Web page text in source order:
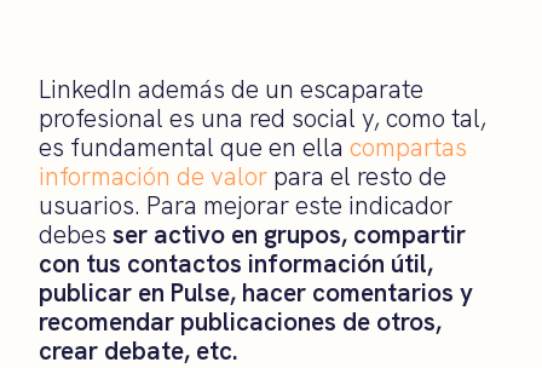
LinkedIn además de un escaparate
profesional es una red social y, como tal,
es fundamental que en ella compartas
información de valor para el resto de
usuarios. Para mejorar este indicador
debes ser activo en grupos, compartir
con tus contactos información útil,
publicar en Pulse, hacer comentarios y
recomendar publicaciones de otros,
crear debate, etc.